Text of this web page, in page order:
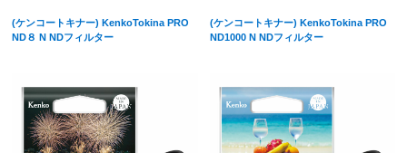
(ケンコートキナー) KenkoTokina PRO
ND８ N NDフィルター
(ケンコートキナー) KenkoTokina PRO
ND1000 N NDフィルター